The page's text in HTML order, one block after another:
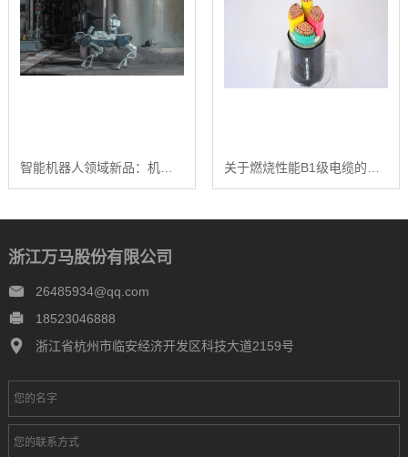
智能机器人领域新品：机器狗使用复合运动电缆
浙江万马股份有限公司
26485934@qq.com
18523046888
浙江省杭州市临安经济开发区科技大道2159号